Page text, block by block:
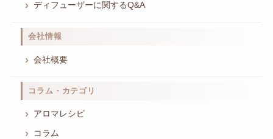
ディフューザーに関するQ&A
会社情報
会社概要
コラム・カテゴリ
アロマレシピ
コラム